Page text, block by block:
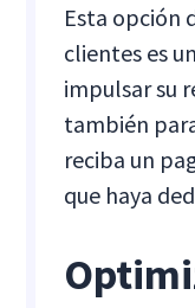
Esta opción
clientes es
impulsar su
también
reciba un
que haya